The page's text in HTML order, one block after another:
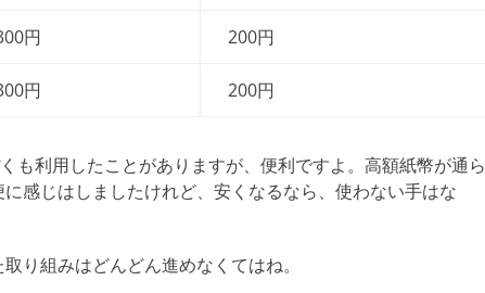
円 200円
円 200円
も利用したことがありますが、便利ですよ。高額紙幣が通ら
感じはしましたけれど、安くなるなら、使わない手はな
り組みはどんどん進めなくてはね。